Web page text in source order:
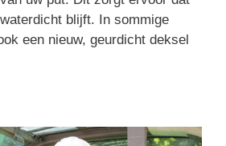
blijft. In sommige
een nieuw, geurdicht deksel